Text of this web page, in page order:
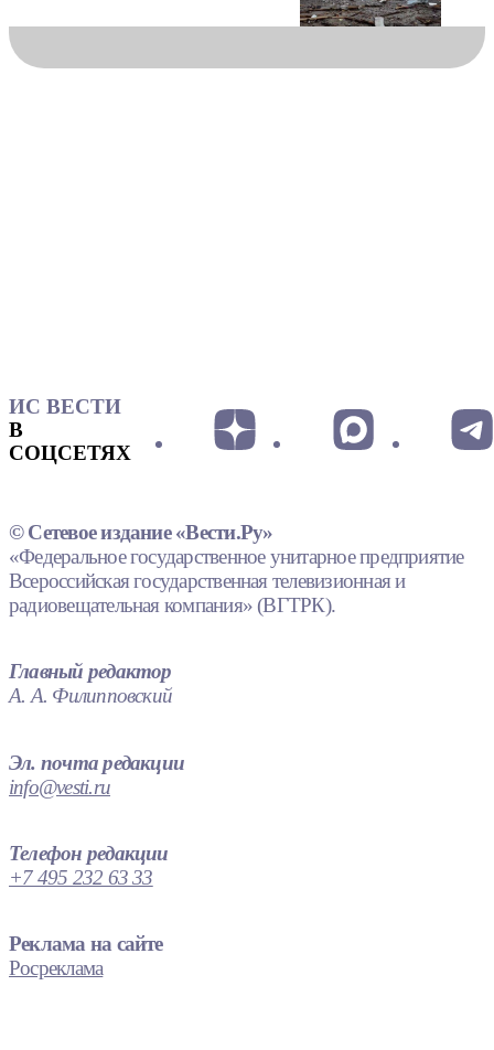
ИС ВЕСТИ
В
СОЦСЕТЯХ
© Сетевое издание «Вести.Ру»
«Федеральное государственное унитарное предприятие
Всероссийская государственная телевизионная и
радиовещательная компания» (ВГТРК).
Главный редактор
А. А. Филипповский
Эл. почта редакции
info@vesti.ru
Телефон редакции
+7 495 232 63 33
Реклама на сайте
Росреклама